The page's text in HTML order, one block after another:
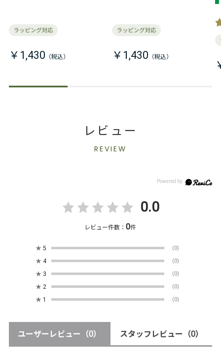
￥1,430 ￥1,430
レビュー
REVIEW
0.0
レビュー件数：0件
★ 5 (0)
★ 4 (0)
★ 3 (0)
★ 2 (0)
★ 1 (0)
ユーザーレビュー （0） スタッフレビュー （0）